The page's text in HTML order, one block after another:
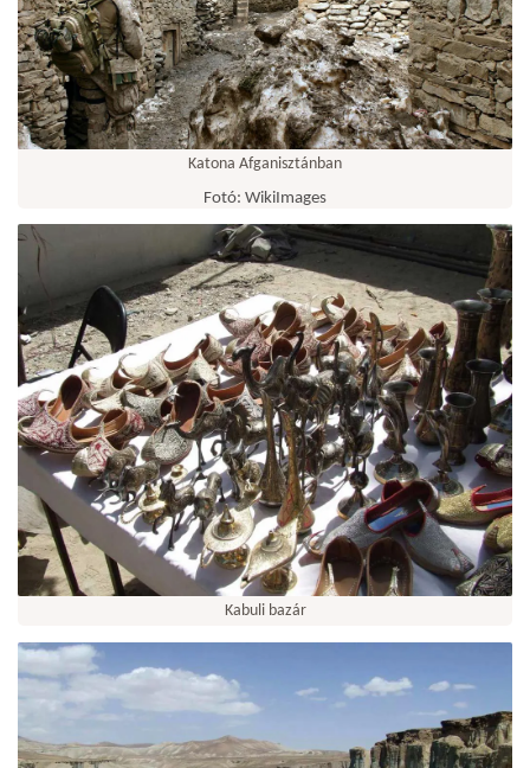
Katona Afganisztánban
Fotó: WikiImages
Kabuli bazár